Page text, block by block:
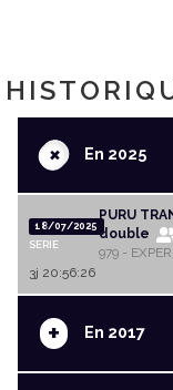
+En 2025
18/07/2025
SERIE
PURU
double
979 -
3j 20:56:26
+ En 2017